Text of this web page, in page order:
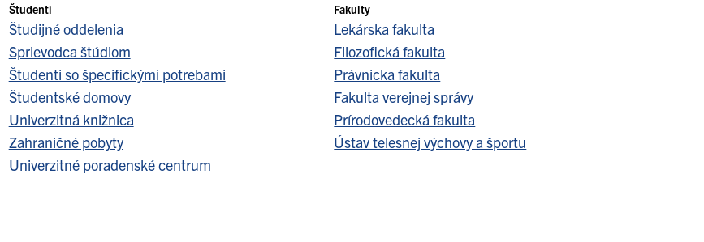
Študenti
Študijné oddelenia
Sprievodca štúdiom
Študenti so špecifickými potrebami
Študentské domovy
Univerzitná knižnica
Zahraničné pobyty
Univerzitné poradenské centrum
Fakulty
Lekárska fakulta
Filozofická fakulta
Právnicka fakulta
Fakulta verejnej správy
Prírodovedecká fakulta
Ústav telesnej výchovy a športu